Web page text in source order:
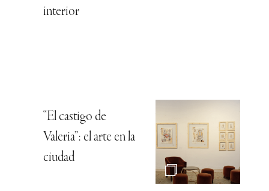
interior
“El castigo de
Valeria”: el arte en la
ciudad